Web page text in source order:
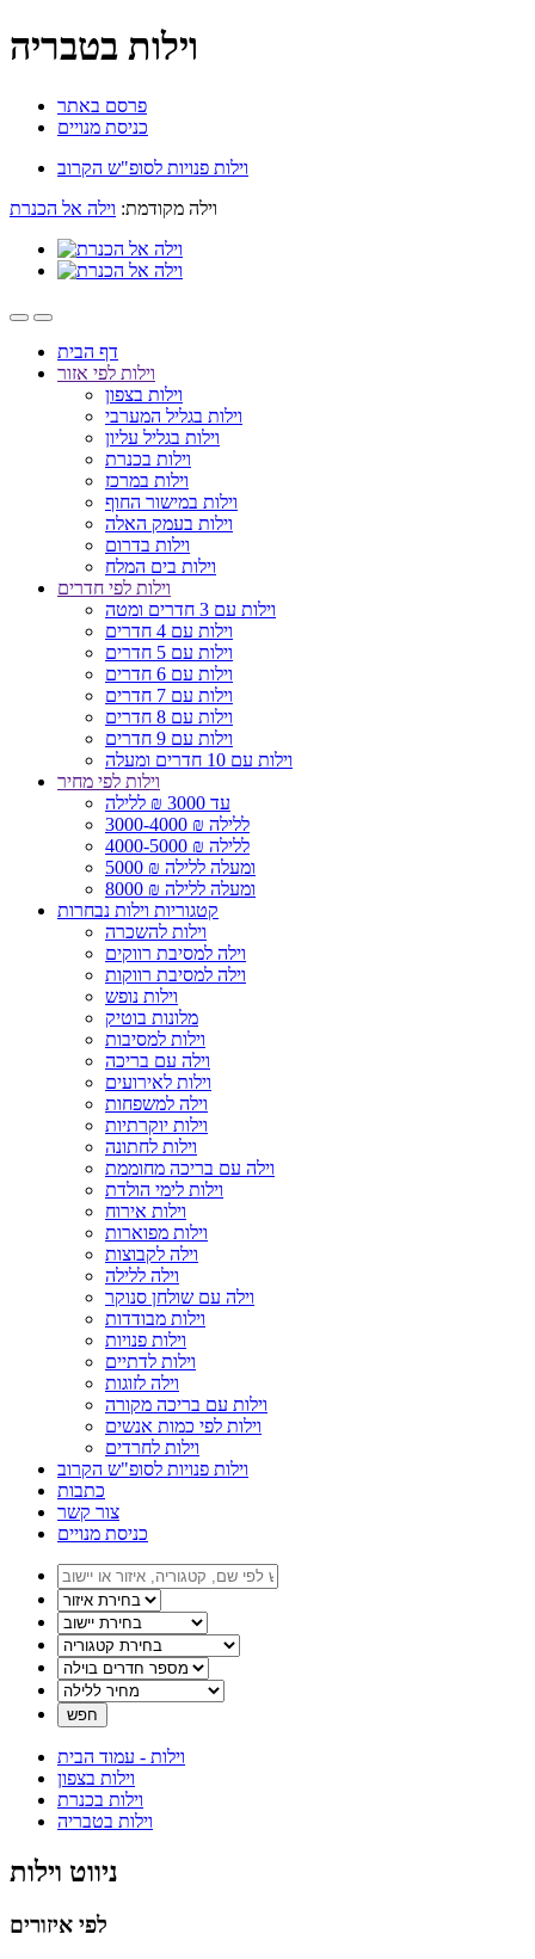
וילות בטבריה
פרסם באתר
כניסת מנויים
וילות פנויות לסופ"ש הקרוב
וילה מקודמת: וילה אל הכנרת
דף הבית
וילות לפי אזור
וילות בצפון
וילות בגליל המערבי
וילות בגליל עליון
וילות בכנרת
וילות במרכז
וילות במישור החוף
וילות בעמק האלה
וילות בדרום
וילות בים המלח
וילות לפי חדרים
וילות עם 3 חדרים ומטה
וילות עם 4 חדרים
וילות עם 5 חדרים
וילות עם 6 חדרים
וילות עם 7 חדרים
וילות עם 8 חדרים
וילות עם 9 חדרים
וילות עם 10 חדרים ומעלה
וילות לפי מחיר
עד 3000 ₪ ללילה
3000-4000 ₪ ללילה
4000-5000 ₪ ללילה
5000 ₪ ומעלה ללילה
8000 ₪ ומעלה ללילה
קטגוריות וילות נבחרות
וילות להשכרה
וילה למסיבת רווקים
וילה למסיבת רווקות
וילות נופש
מלונות בוטיק
וילות למסיבות
וילה עם בריכה
וילות לאירועים
וילה למשפחות
וילות יוקרתיות
וילות לחתונה
וילה עם בריכה מחוממת
וילות לימי הולדת
וילות אירוח
וילות מפוארות
וילה לקבוצות
וילה ללילה
וילה עם שולחן סנוקר
וילות מבודדות
וילות פנויות
וילות לדתיים
וילה לזוגות
וילות עם בריכה מקורה
וילות לפי כמות אנשים
וילות לחרדים
וילות פנויות לסופ"ש הקרוב
כתבות
צור קשר
כניסת מנויים
וילות - עמוד הבית
וילות בצפון
וילות בכנרת
וילות בטבריה
ניווט וילות
לפי איזורים